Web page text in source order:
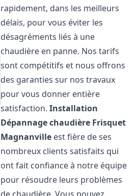
rapidement, dans les meilleurs
délais, pour vous éviter les
désagréments liés à une
chaudière en panne. Nos tarifs
sont compétitifs et nous offrons
des garanties sur nos travaux
pour vous donner entière
satisfaction.Installation
Dépannage chaudière Frisquet
Magnanville est fière de ses
nombreux clients satisfaits qui
ont fait confiance à notre équipe
pour résoudre leurs problèmes